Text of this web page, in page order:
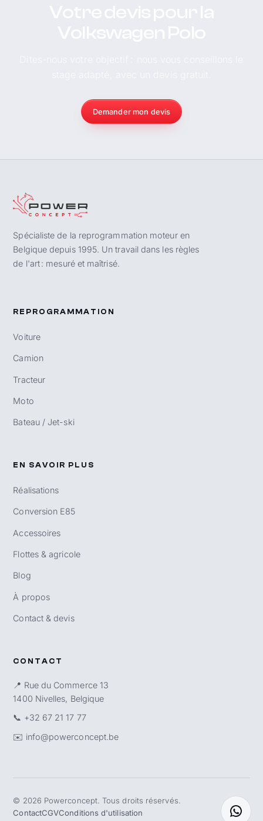
Demander mon devis
Spécialiste de la reprogrammation moteur en
Belgique depuis 1995. Un travail dans les règles
de l'art : mesuré et maîtrisé.
REPROGRAMMATION
Voiture
Camion
Tracteur
Moto
Bateau / Jet-ski
EN SAVOIR PLUS
Réalisations
Conversion E85
Accessoires
Flottes & agricole
Blog
À propos
Contact & devis
CONTACT
📍 Rue du Commerce 13
1400 Nivelles, Belgique
📞 +32 67 21 17 77
✉️ info@powerconcept.be
© 2026 Powerconcept. Tous droits réservés.
ContactCGVConditions d'utilisation